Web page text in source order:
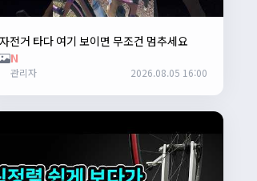
자전거 타다 여기 보이면 무조건 멈추세요
N
관리자 2026.08.05 16:00